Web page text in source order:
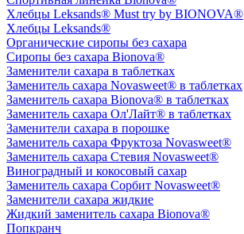
Хлебцы Leksands® Must try by BIONOVA®
Хлебцы Leksands®
Органические сиропы без сахара
Сиропы без сахара Bionova®
Заменители сахара в таблетках
Заменитель сахара Novasweet® в таблетках
Заменитель сахара Bionova® в таблетках
Заменитель сахара Ол'Лайт® в таблетках
Заменители сахара в порошке
Заменитель сахара Фруктоза Novasweet®
Заменитель сахара Стевия Novasweet®
Виноградный и кокосовый сахар
Заменитель сахара Сорбит Novasweet®
Заменители сахара жидкие
Жидкий заменитель сахара Bionova®
Попкранч